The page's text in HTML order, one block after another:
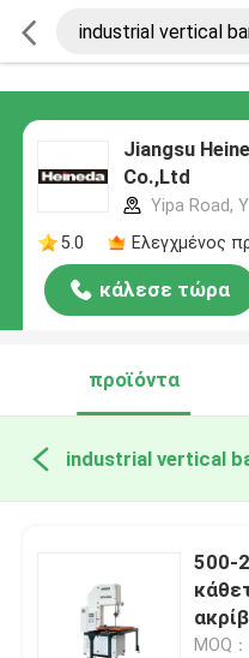
Jiangsu
Co.,Ltd
Yipa Road,
5.0
Ελεγχμένος
κάλεσε τώρα
προϊόντα
500-
MOQ